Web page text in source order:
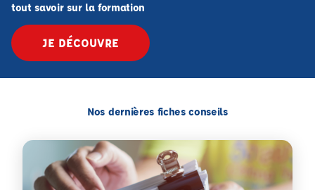
tout savoir sur la formation
JE DÉCOUVRE
Nos dernières fiches conseils